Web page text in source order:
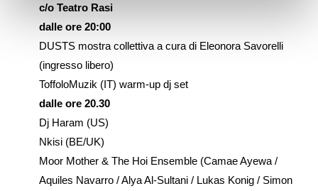
c/o Teatro Rasi
dalle ore 20:00
DUSTS mostra collettiva a cura di Eleonora Savorelli
(ingresso libero)
ToffoloMuzik (IT) warm-up dj set
dalle ore 20.30
Dj Haram (US)
Nkisi (BE/UK)
Moor Mother & The Hoi Ensemble (Camae Ayewa /
Aquiles Navarro / Alya Al-Sultani / Lukas Konig / Simon